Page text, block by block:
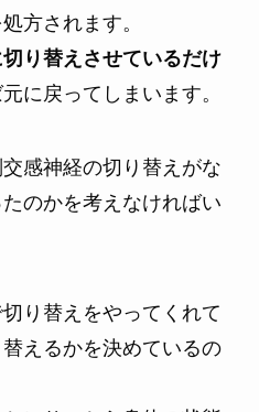
方されます。
り替えさせているだけ
に戻ってしまいます。
感神経の切り替えがな
のかを考えなければい
り替えをやってくれて
えるかを決めているの